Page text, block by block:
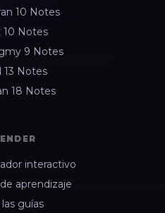
10 Notes
10 Notes
9 Notes
13 Notes
18 Notes
interactivo
aprendizaje
las guías